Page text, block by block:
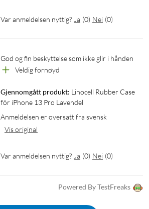
Var anmeldelsen nyttig? Ja (0) Nei (0)
God og fin beskyttelse som ikke glir i hånden
Veldig fornøyd
Gjennomgått produkt: Linocell Rubber Case
för iPhone 13 Pro Lavendel
Anmeldelsen er oversatt fra svensk
Vis original
Var anmeldelsen nyttig? Ja (0) Nei (0)
Powered By TestFreaks